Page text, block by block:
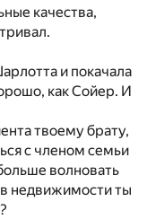
качества,
и покачала
как Сойер. И
твоему брату,
с членом семьи
волновать
недвижимости ты